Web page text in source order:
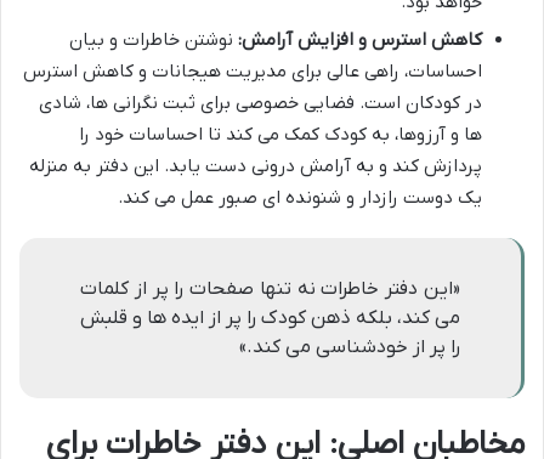
کاهش استرس و افزایش آرامش: نوشتن خاطرات و بیان
احساسات، راهی عالی برای مدیریت هیجانات و کاهش استرس
در کودکان است. فضایی خصوصی برای ثبت نگرانی ها، شادی
ها و آرزوها، به کودک کمک می کند تا احساسات خود را
پردازش کند و به آرامش درونی دست یابد. این دفتر به منزله
یک دوست رازدار و شنونده ای صبور عمل می کند.
«این دفتر خاطرات نه تنها صفحات را پر از کلمات
می کند، بلکه ذهن کودک را پر از ایده ها و قلبش
را پر از خودشناسی می کند.»
مخاطبان اصلی: این دفتر خاطرات برای